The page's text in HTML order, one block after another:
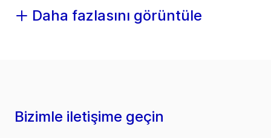
Daha fazlasını görüntüle
Bizimle iletişime geçin